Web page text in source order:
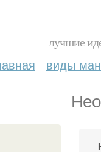
лучшие
виды